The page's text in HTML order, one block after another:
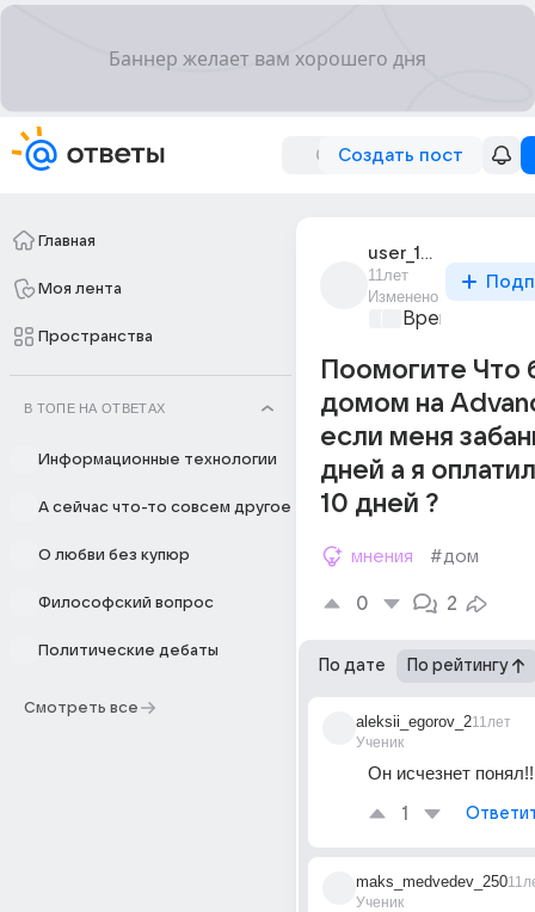
Создать пост
Главная
Моя лента
Пространства
В ТОПЕ НА ОТВЕТАХ
Информационные технологии
А сейчас что-то совсем другое
О любви без купюр
Философский вопрос
Политические дебаты
Смотреть все
user_191870520
11лет
Изменено
Время игр
Поомогите Что
домом на
если меня
дней а я
10 дней ?
мнения #дом
0 2
По дате По рейтингу
aleksii_egorov_2
Ученик
11лет
Он исчезнет
1
maks_medvedev_250
Ученик